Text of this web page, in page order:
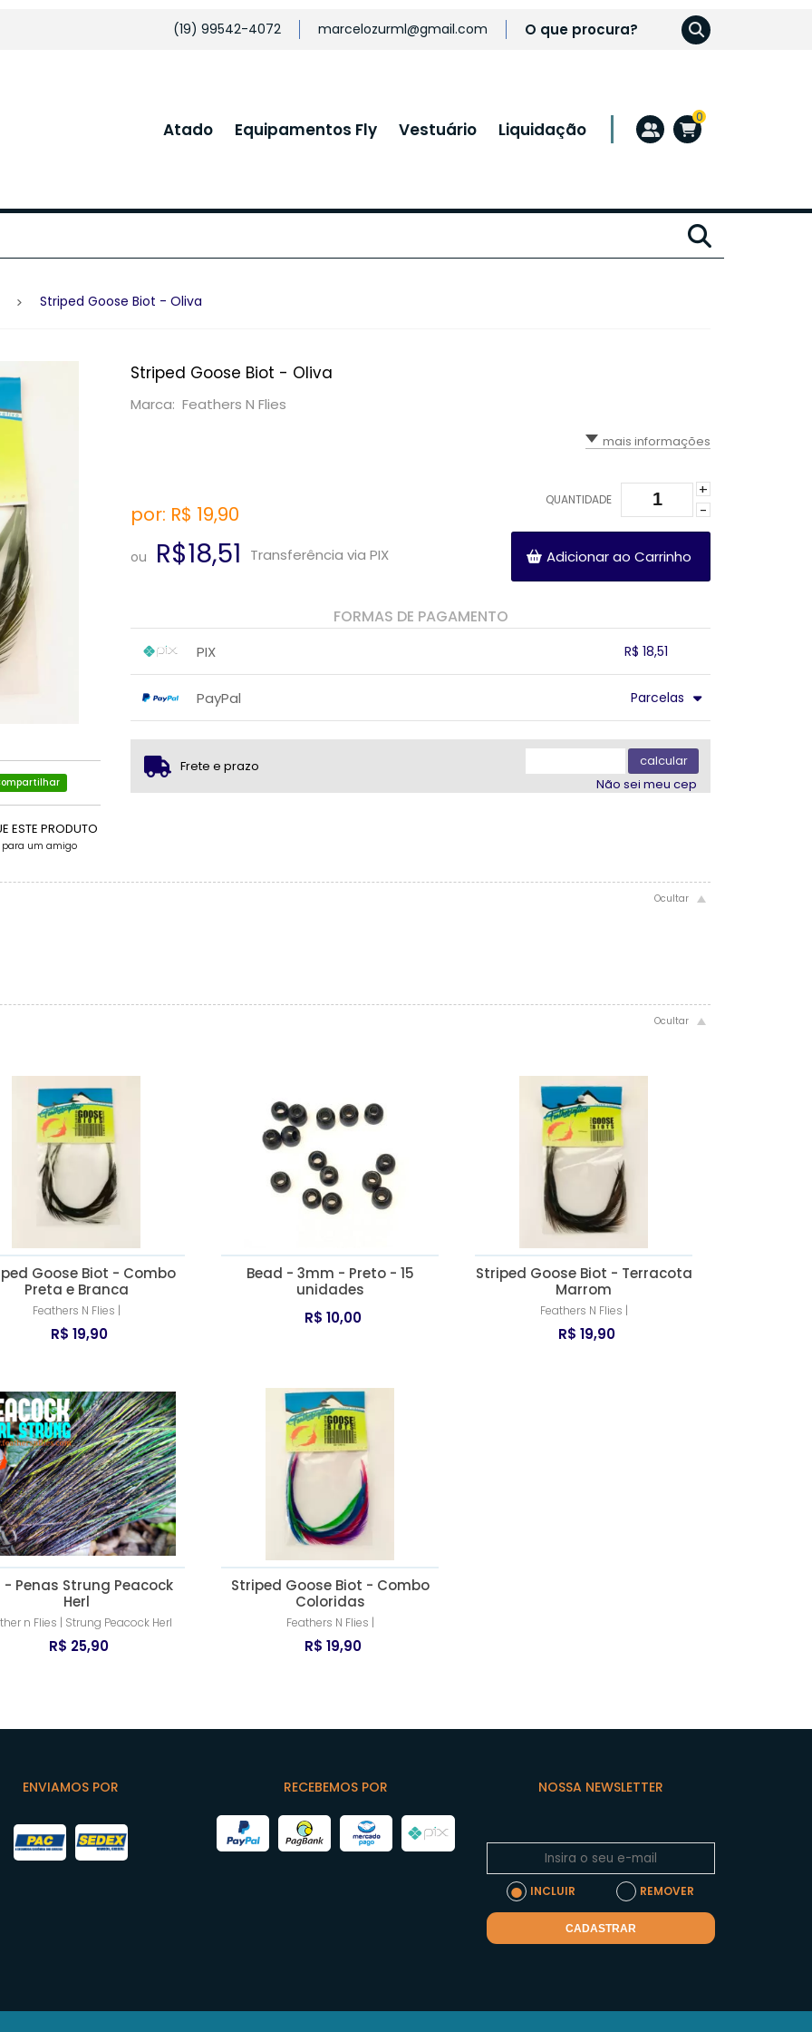
(19) 99542-4072 marcelozurml@gmail.com
Atado Equipamentos Fly Vestuário Liquidação
0
Striped Goose Biot - Oliva
ESTE PRODUTO
um amigo
Striped Goose Biot - Oliva
Marca: Feathers N Flies
mais informações
por: R$ 19,90
ou R$18,51 Transferência via PIX
QUANTIDADE
+
-
Adicionar ao Carrinho
FORMAS DE PAGAMENTO
PIX
R$ 18,51
PayPal
Parcelas
... ....
Frete e prazo
calcular
Não sei meu cep
Goose Biot - Combo
Preta e Branca
Feathers N Flies |
R$ 19,90
Bead - 3mm - Preto - 15
unidades
R$ 10,00
Striped Goose Biot - Terracota
Marrom
Feathers N Flies |
R$ 19,90
- Penas Strung Peacock
Herl
n Flies | Strung Peacock Herl
R$ 25,90
Striped Goose Biot - Combo
Coloridas
Feathers N Flies |
R$ 19,90
ENVIAMOS POR RECEBEMOS POR NOSSA NEWSLETTER
INCLUIR REMOVER
CADASTRAR